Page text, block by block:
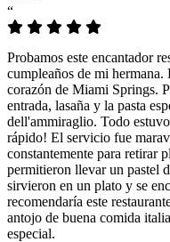
“
Probamos este encantador
cumpleaños de mi
corazón de Miami Springs.
entrada, lasaña y la pasta
dell'ammiraglio. Todo
rápido! El servicio fue
constantemente para retirar
permitieron llevar un pastel
sirvieron en un plato y se
recomendaría este
antojo de buena comida
especial.